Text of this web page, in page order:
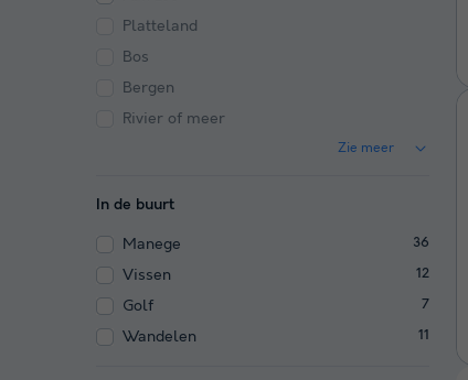
Platteland
Bos
Bergen
Rivier of meer
Zie meer
In de buurt
Manege 36
Vissen 12
Golf 7
Wandelen 11